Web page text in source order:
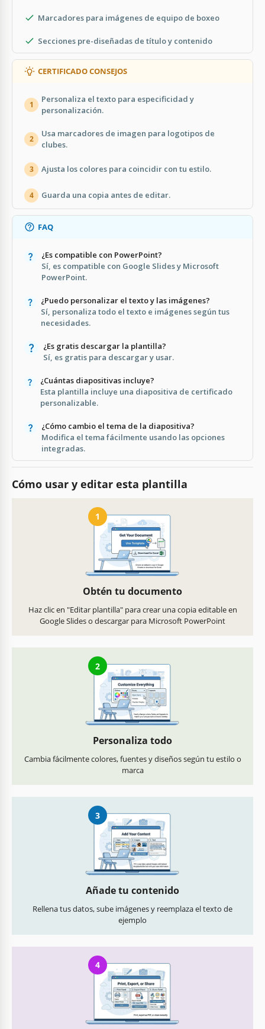
Marcadores para imágenes de equipo de boxeo
Secciones pre-diseñadas de título y contenido
CERTIFICADO CONSEJOS
1
Personaliza el texto para especificidad y
personalización.
2
Usa marcadores de imagen para logotipos de
clubes.
3 Ajusta los colores para coincidir con tu estilo.
4 Guarda una copia antes de editar.
FAQ
¿Es compatible con PowerPoint?
Sí, es compatible con Google Slides y Microsoft
PowerPoint.
¿Puedo personalizar el texto y las imágenes?
Sí, personaliza todo el texto e imágenes según tus
necesidades.
¿Es gratis descargar la plantilla?
Sí, es gratis para descargar y usar.
¿Cuántas diapositivas incluye?
Esta plantilla incluye una diapositiva de certificado
personalizable.
¿Cómo cambio el tema de la diapositiva?
Modifica el tema fácilmente usando las opciones
integradas.
Cómo usar y editar esta plantilla
1
Obtén tu documento
Haz clic en "Editar plantilla" para crear una copia editable en
Google Slides o descargar para Microsoft PowerPoint
2
Personaliza todo
Cambia fácilmente colores, fuentes y diseños según tu estilo o
marca
3
Añade tu contenido
Rellena tus datos, sube imágenes y reemplaza el texto de
ejemplo
4